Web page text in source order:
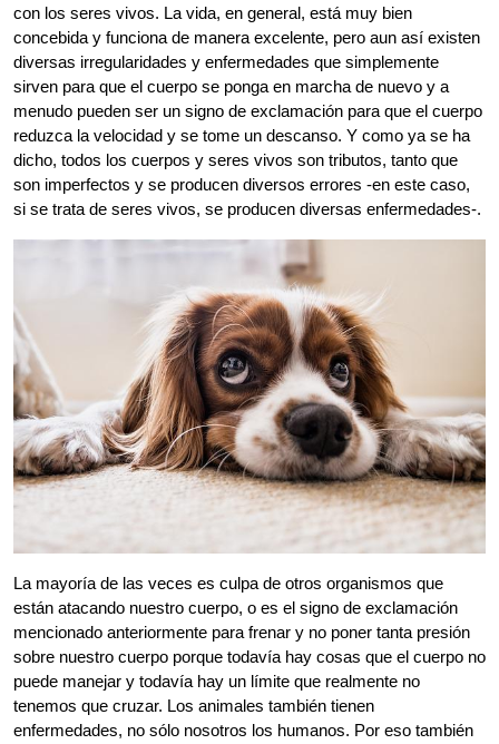
con los seres vivos. La vida, en general, está muy bien
concebida y funciona de manera excelente, pero aun así existen
diversas irregularidades y enfermedades que simplemente
sirven para que el cuerpo se ponga en marcha de nuevo y a
menudo pueden ser un signo de exclamación para que el cuerpo
reduzca la velocidad y se tome un descanso. Y como ya se ha
dicho, todos los cuerpos y seres vivos son tributos, tanto que
son imperfectos y se producen diversos errores -en este caso,
si se trata de seres vivos, se producen diversas enfermedades-.
La mayoría de las veces es culpa de otros organismos que
están atacando nuestro cuerpo, o es el signo de exclamación
mencionado anteriormente para frenar y no poner tanta presión
sobre nuestro cuerpo porque todavía hay cosas que el cuerpo no
puede manejar y todavía hay un límite que realmente no
tenemos que cruzar. Los animales también tienen
enfermedades, no sólo nosotros los humanos. Por eso también